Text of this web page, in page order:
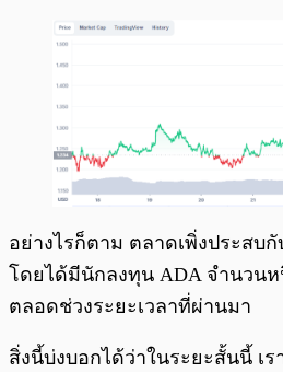
อย่างไรก็ตาม ตลาดเพิ่งประสบ
โดยได้มีนักลงทุน ADA จำนวน
ตลอดช่วงระยะเวลาที่ผ่านมา
สิ่งนี้บ่งบอกได้ว่าในระยะสั้นนี้ เ